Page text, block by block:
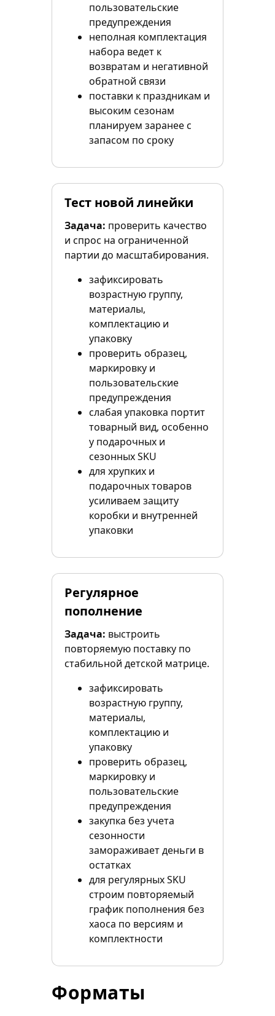
пользовательские
предупреждения
неполная комплектация
набора ведет к
возвратам и негативной
обратной связи
поставки к праздникам и
высоким сезонам
планируем заранее с
запасом по сроку
Тест новой линейки
Задача: проверить качество
и спрос на ограниченной
партии до масштабирования.
зафиксировать
возрастную группу,
материалы,
комплектацию и
упаковку
проверить образец,
маркировку и
пользовательские
предупреждения
слабая упаковка портит
товарный вид, особенно
у подарочных и
сезонных SKU
для хрупких и
подарочных товаров
усиливаем защиту
коробки и внутренней
упаковки
Регулярное
пополнение
Задача: выстроить
повторяемую поставку по
стабильной детской матрице.
зафиксировать
возрастную группу,
материалы,
комплектацию и
упаковку
проверить образец,
маркировку и
пользовательские
предупреждения
закупка без учета
сезонности
замораживает деньги в
остатках
для регулярных SKU
строим повторяемый
график пополнения без
хаоса по версиям и
комплектности
Форматы